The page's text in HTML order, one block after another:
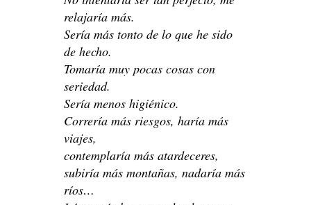
relajaría más.
Sería más tonto de lo que he sido
de hecho.
Tomaría muy pocas cosas con
seriedad.
Sería menos higiénico.
Correría más riesgos, haría más
viajes,
contemplaría más atardeceres,
subiría más montañas, nadaría más
ríos…